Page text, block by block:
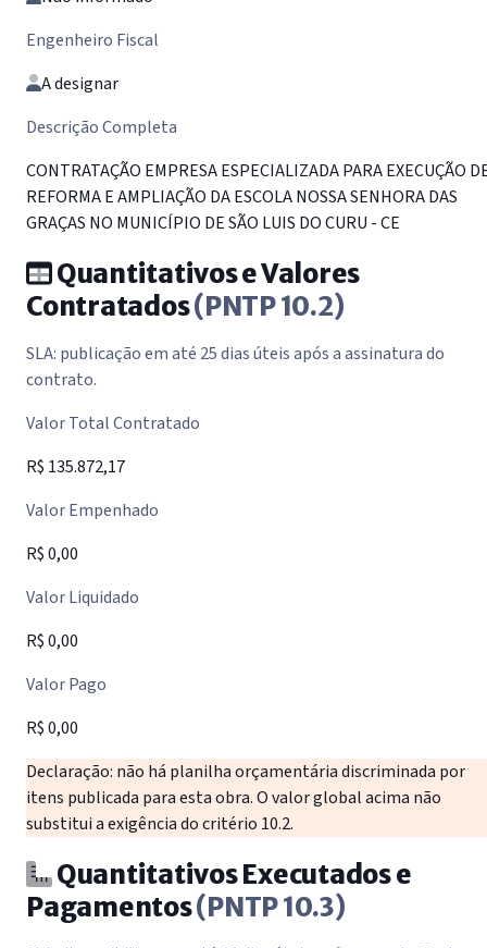
Engenheiro Fiscal
A designar
Descrição Completa
CONTRATAÇÃO EMPRESA ESPECIALIZADA PARA EXECUÇÃO
REFORMA E AMPLIAÇÃO DA ESCOLA NOSSA SENHORA DAS
GRAÇAS NO MUNICÍPIO DE SÃO LUIS DO CURU - CE
Quantitativos e Valores
Contratados(PNTP 10.2)
SLA: publicação em até 25 dias úteis após a assinatura do
contrato.
Valor Total Contratado
R$ 135.872,17
Valor Empenhado
R$ 0,00
Valor Liquidado
R$ 0,00
Valor Pago
R$ 0,00
Declaração: não há planilha orçamentária discriminada por
itens publicada para esta obra. O valor global acima não
substitui a exigência do critério 10.2.
Quantitativos Executados e
Pagamentos(PNTP 10.3)